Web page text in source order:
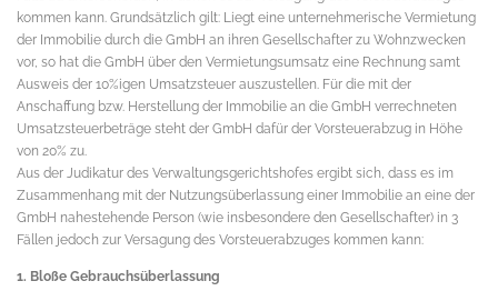
kommen kann. Grundsätzlich gilt: Liegt eine unternehmerische Vermietung
der Immobilie durch die GmbH an ihren Gesellschafter zu Wohnzwecken
vor, so hat die GmbH über den Vermietungsumsatz eine Rechnung samt
Ausweis der 10%igen Umsatzsteuer auszustellen. Für die mit der
Anschaffung bzw. Herstellung der Immobilie an die GmbH verrechneten
Umsatzsteuerbeträge steht der GmbH dafür der Vorsteuerabzug in Höhe
von 20% zu.
Aus der Judikatur des Verwaltungsgerichtshofes ergibt sich, dass es im
Zusammenhang mit der Nutzungsüberlassung einer Immobilie an eine der
GmbH nahestehende Person (wie insbesondere den Gesellschafter) in 3
Fällen jedoch zur Versagung des Vorsteuerabzuges kommen kann:
1. Bloße Gebrauchsüberlassung